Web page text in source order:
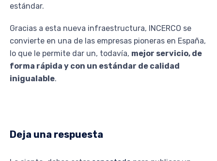
estándar.
Gracias a esta nueva infraestructura, INCERCO se
convierte en una de las empresas pioneras en España,
lo que le permite dar un, todavía, mejor servicio, de
forma rápida y con un estándar de calidad
inigualable.
Deja una respuesta